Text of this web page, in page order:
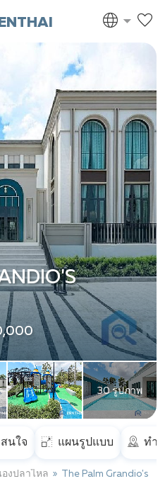
RENTHAI
30 รูปภาพ
นใจ แผนรูปแบบ ทำเ
งปลาไหล The Palm Grandio's